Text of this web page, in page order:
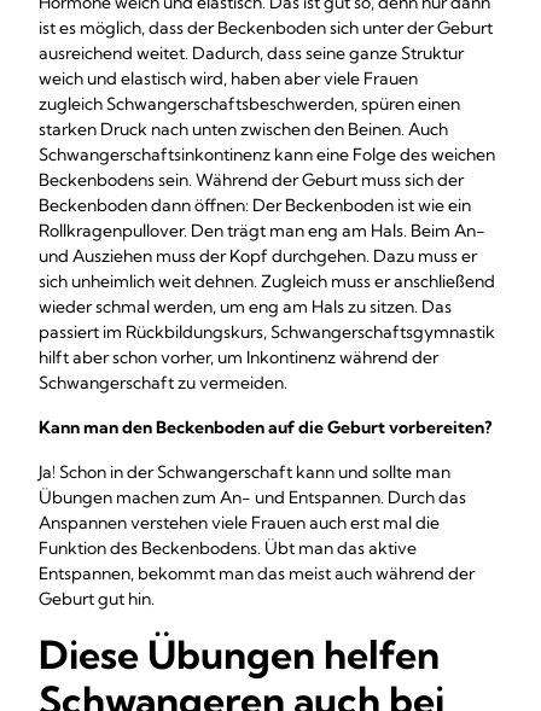
ist es möglich, dass der Beckenboden sich unter der Geburt
ausreichend weitet. Dadurch, dass seine ganze Struktur
weich und elastisch wird, haben aber viele Frauen
zugleich Schwangerschaftsbeschwerden, spüren einen
starken Druck nach unten zwischen den Beinen. Auch
Schwangerschaftsinkontinenz kann eine Folge des weichen
Beckenbodens sein. Während der Geburt muss sich der
Beckenboden dann öffnen: Der Beckenboden ist wie ein
Rollkragenpullover. Den trägt man eng am Hals. Beim An-
und Ausziehen muss der Kopf durchgehen. Dazu muss er
sich unheimlich weit dehnen. Zugleich muss er anschließend
wieder schmal werden, um eng am Hals zu sitzen. Das
passiert im Rückbildungskurs, Schwangerschaftsgymnastik
hilft aber schon vorher, um Inkontinenz während der
Schwangerschaft zu vermeiden.
Kann man den Beckenboden auf die Geburt vorbereiten?
Ja! Schon in der Schwangerschaft kann und sollte man
Übungen machen zum An- und Entspannen. Durch das
Anspannen verstehen viele Frauen auch erst mal die
Funktion des Beckenbodens. Übt man das aktive
Entspannen, bekommt man das meist auch während der
Geburt gut hin.
Diese Übungen helfen
Schwangeren auch bei